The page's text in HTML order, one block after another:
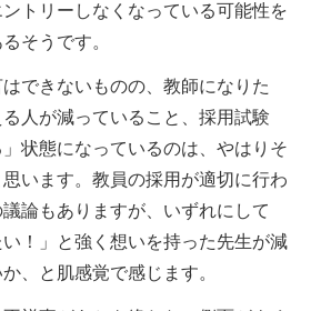
トリーしなくなっている可能性を
そうです。
できないものの、教師になりた
人が減っていること、採用試験
状態になっているのは、やはりそ
います。教員の採用が適切に行わ
論もありますが、いずれにして
！」と強く想いを持った先生が減
、と肌感覚で感じます。